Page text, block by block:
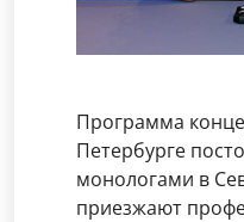
Программа
Петербурге
монологами в
приезжают